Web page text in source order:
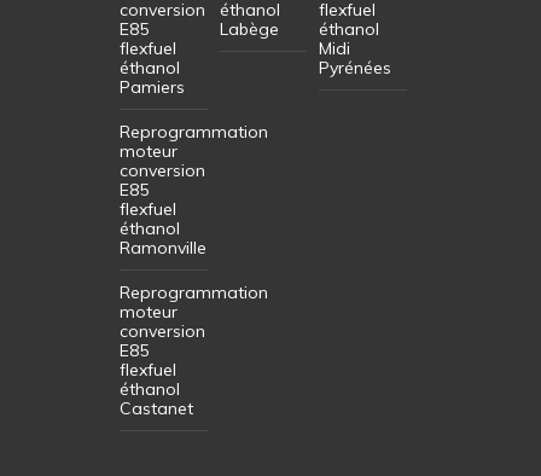
conversion
E85
flexfuel
éthanol
Pamiers
Reprogrammation
moteur
conversion
E85
flexfuel
éthanol
Ramonville
Reprogrammation
moteur
conversion
E85
flexfuel
éthanol
Castanet
éthanol
Labège
flexfuel
éthanol
Midi
Pyrénées